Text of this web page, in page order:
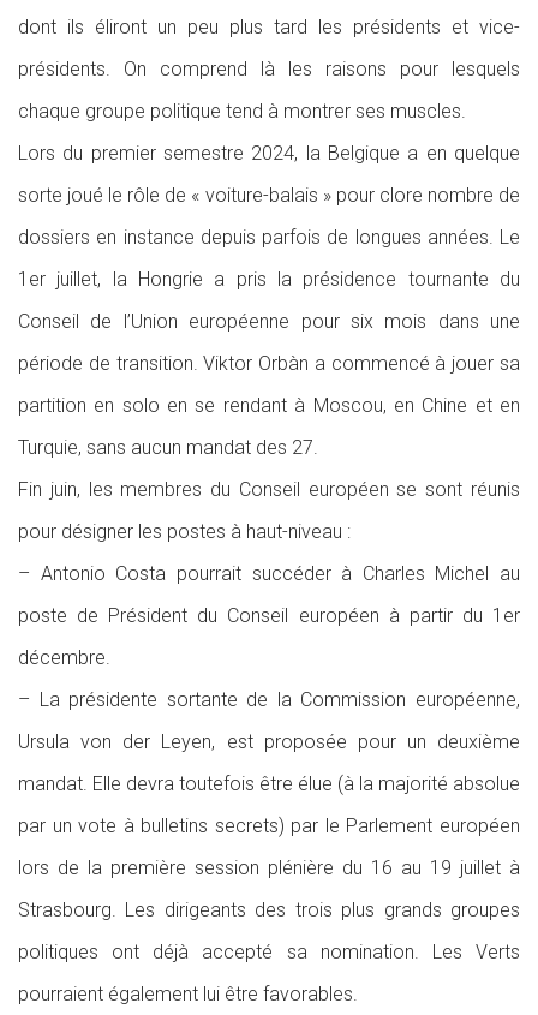
dont ils éliront un peu plus tard les présidents et vice-
présidents. On comprend là les raisons pour lesquels
chaque groupe politique tend à montrer ses muscles.
Lors du premier semestre 2024, la Belgique a en quelque
sorte joué le rôle de « voiture-balais » pour clore nombre de
dossiers en instance depuis parfois de longues années. Le
1er juillet, la Hongrie a pris la présidence tournante du
Conseil de l’Union européenne pour six mois dans une
période de transition. Viktor Orbàn a commencé à jouer sa
partition en solo en se rendant à Moscou, en Chine et en
Turquie, sans aucun mandat des 27.
Fin juin, les membres du Conseil européen se sont réunis
pour désigner les postes à haut-niveau :
– Antonio Costa pourrait succéder à Charles Michel au
poste de Président du Conseil européen à partir du 1er
décembre.
– La présidente sortante de la Commission européenne,
Ursula von der Leyen, est proposée pour un deuxième
mandat. Elle devra toutefois être élue (à la majorité absolue
par un vote à bulletins secrets) par le Parlement européen
lors de la première session plénière du 16 au 19 juillet à
Strasbourg. Les dirigeants des trois plus grands groupes
politiques ont déjà accepté sa nomination. Les Verts
pourraient également lui être favorables.